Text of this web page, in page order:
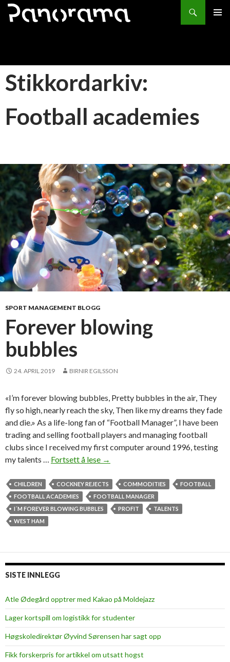
Søk
HOPP
Stikkordarkiv:
Football academies
SPORT MANAGEMENT BLOGG
Forever blowing
bubbles
24. APRIL 2019 BIRNIR EGILSSON
«I’m forever blowing bubbles, Pretty bubbles in the air, They
fly so high, nearly reach the sky, Then like my dreams they fade
and die.» As a life-long fan of “Football Manager”, I have been
trading and selling football players and managing football
clubs since I received my first computer around 1996, testing
my talents … Fortsett å lese F
r
e
v
n
g
u
b
→
CHILDREN COCKNEY REJECTS COMMODITIES
FOOTBALL
FOOTBALL ACADEMIES
FOOTBALL MANAGER
I´M FOREVER BLOWING BUBBLES
PROFIT
TALENTS
WEST HAM
SISTE INNLEGG
Atle Ødegård opptrer med Kakao på Moldejazz
Lager kortspill om logistikk for studenter
Høgskoledirektør Øyvind Sørensen har sagt opp
Fikk forskerpris for artikkel om utsatt hogst